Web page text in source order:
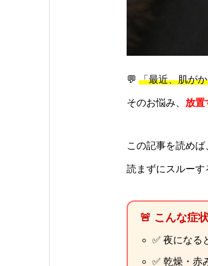
💬 「最近、肌が
そのお悩み、 放置
この記事を読めば
読まずにスルーす
🚨 こんな症
✅ 夜になる
✅ 乾燥・赤